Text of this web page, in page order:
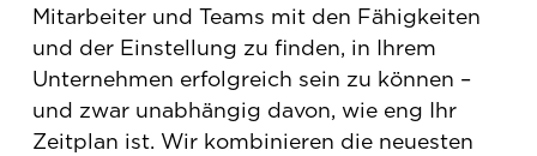
Mitarbeiter und Teams mit den Fähigkeiten
und der Einstellung zu finden, in Ihrem
Unternehmen erfolgreich sein zu können –
und zwar unabhängig davon, wie eng Ihr
Zeitplan ist. Wir kombinieren die neuesten